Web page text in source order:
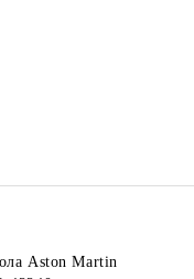
Aston Martin